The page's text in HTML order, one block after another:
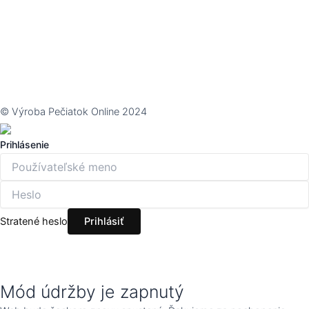
Mód údržby je zapnutý
© Výroba Pečiatok Online 2024
Prihlásenie
Stratené heslo